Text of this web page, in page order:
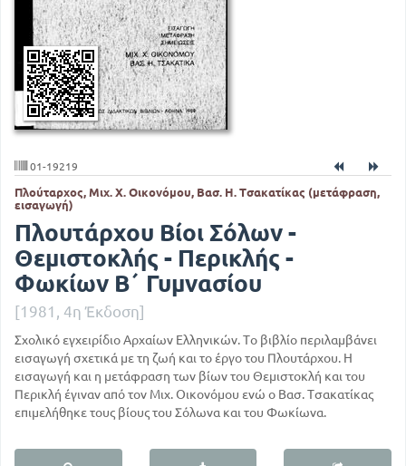
01-19219
Πλούταρχος, Μιχ. Χ. Οικονόμου, Βασ. Η. Τσακατίκας (μετάφραση,
εισαγωγή)
Πλουτάρχου Βίοι Σόλων -
Θεμιστοκλής - Περικλής -
Φωκίων Β΄ Γυμνασίου
[1981, 4η Έκδοση]
Σχολικό εγχειρίδιο Αρχαίων Ελληνικών. Το βιβλίο περιλαμβάνει
εισαγωγή σχετικά με τη ζωή και το έργο του Πλουτάρχου. Η
εισαγωγή και η μετάφραση των βίων του Θεμιστοκλή και του
Περικλή έγιναν από τον Μιχ. Οικονόμου ενώ ο Βασ. Τσακατίκας
επιμελήθηκε τους βίους του Σόλωνα και του Φωκίωνα.